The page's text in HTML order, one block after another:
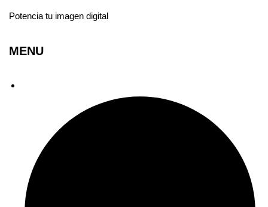
Potencia tu imagen digital
MENU